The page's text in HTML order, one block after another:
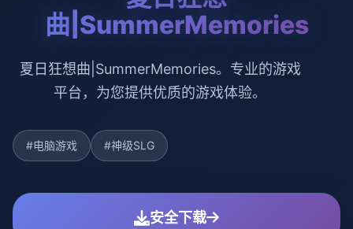
曲|SummerMemories
夏日狂想曲|SummerMemories。专业的游戏
平台，为您提供优质的游戏体验。
#电脑游戏 #神级SLG
安全下载